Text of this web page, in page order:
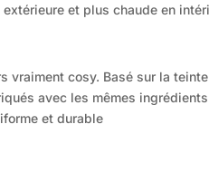
et plus chaude en
vraiment cosy. Basé sur la
avec les mêmes
et durable